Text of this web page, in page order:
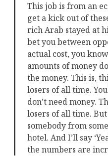
This job is from an
get a kick out of
rich Arab stayed at
bet you between
actual cost, you
amounts of money
the money. This is,
losers of all time.
don’t need money.
losers of all time.
somebody from
hotel. And I’ll say
the numbers are